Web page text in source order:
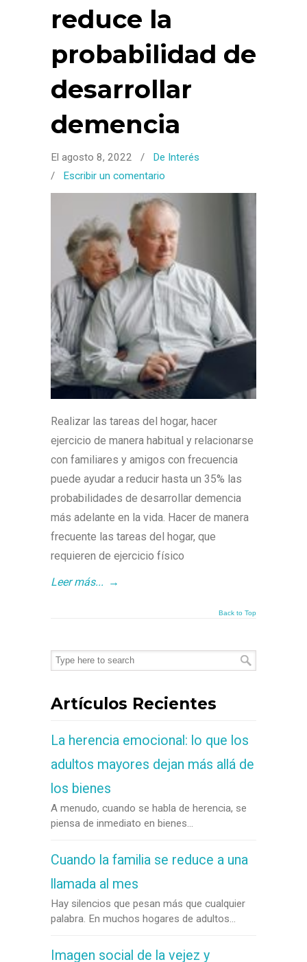
reduce la
probabilidad de
desarrollar
demencia
El agosto 8, 2022 /
De Interés
/ Escribir un comentario
Realizar las tareas del hogar, hacer
ejercicio de manera habitual y relacionarse
con familiares y amigos con frecuencia
puede ayudar a reducir hasta un 35% las
probabilidades de desarrollar demencia
más adelante en la vida. Hacer de manera
frecuente las tareas del hogar, que
requieren de ejercicio físico
Leer más... →
Back to Top
Artículos Recientes
La herencia emocional: lo que los
adultos mayores dejan más allá de
los bienes
A menudo, cuando se habla de herencia, se
piensa de inmediato en bienes...
Cuando la familia se reduce a una
llamada al mes
Hay silencios que pesan más que cualquier
palabra. En muchos hogares de adultos...
Imagen social de la vejez y